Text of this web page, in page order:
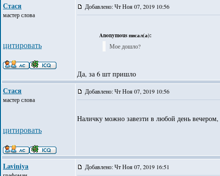
Стася
мастер слова
цитировать
Добавлено: Чт Ноя 07, 2019 10:56
Anonymous писал(а):
Мое дошло?
Да, за 6 шт пришло
Стася
мастер слова
цитировать
Добавлено: Чт Ноя 07, 2019 10:56
Наличку можно завезти в любой день вечером,
Laviniya Добавлено: Чт Ноя 07, 2019 16:51